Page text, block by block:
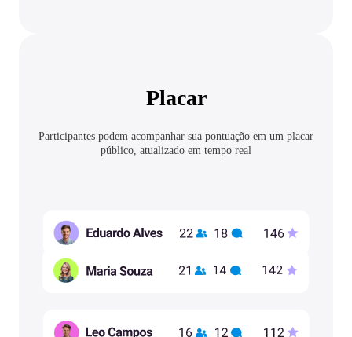
Placar
Participantes podem acompanhar sua pontuação em um placar
público, atualizado em tempo real